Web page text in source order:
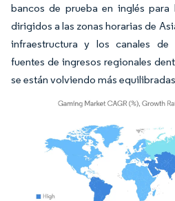
bancos de prueba en inglés para
dirigidos a las zonas horarias de
infraestructura y los canales
fuentes de ingresos regionales
se están volviendo más